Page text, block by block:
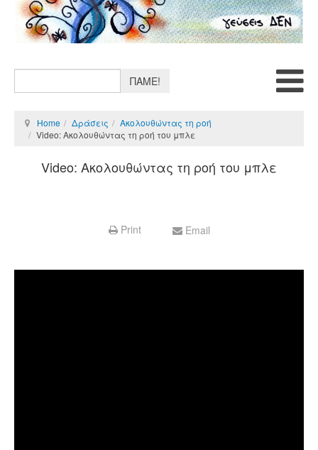
ΠΑΜΕ!
Home Δράσεις
Ακολουθώντας τη ροή
Video: Aκολουθώντας τη ροή του μπλε
Video: Aκολουθώντας τη ροή του μπλε
Print Email